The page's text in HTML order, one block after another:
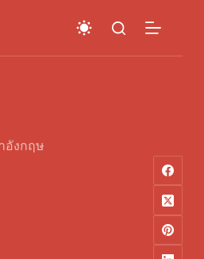
อังกฤษ